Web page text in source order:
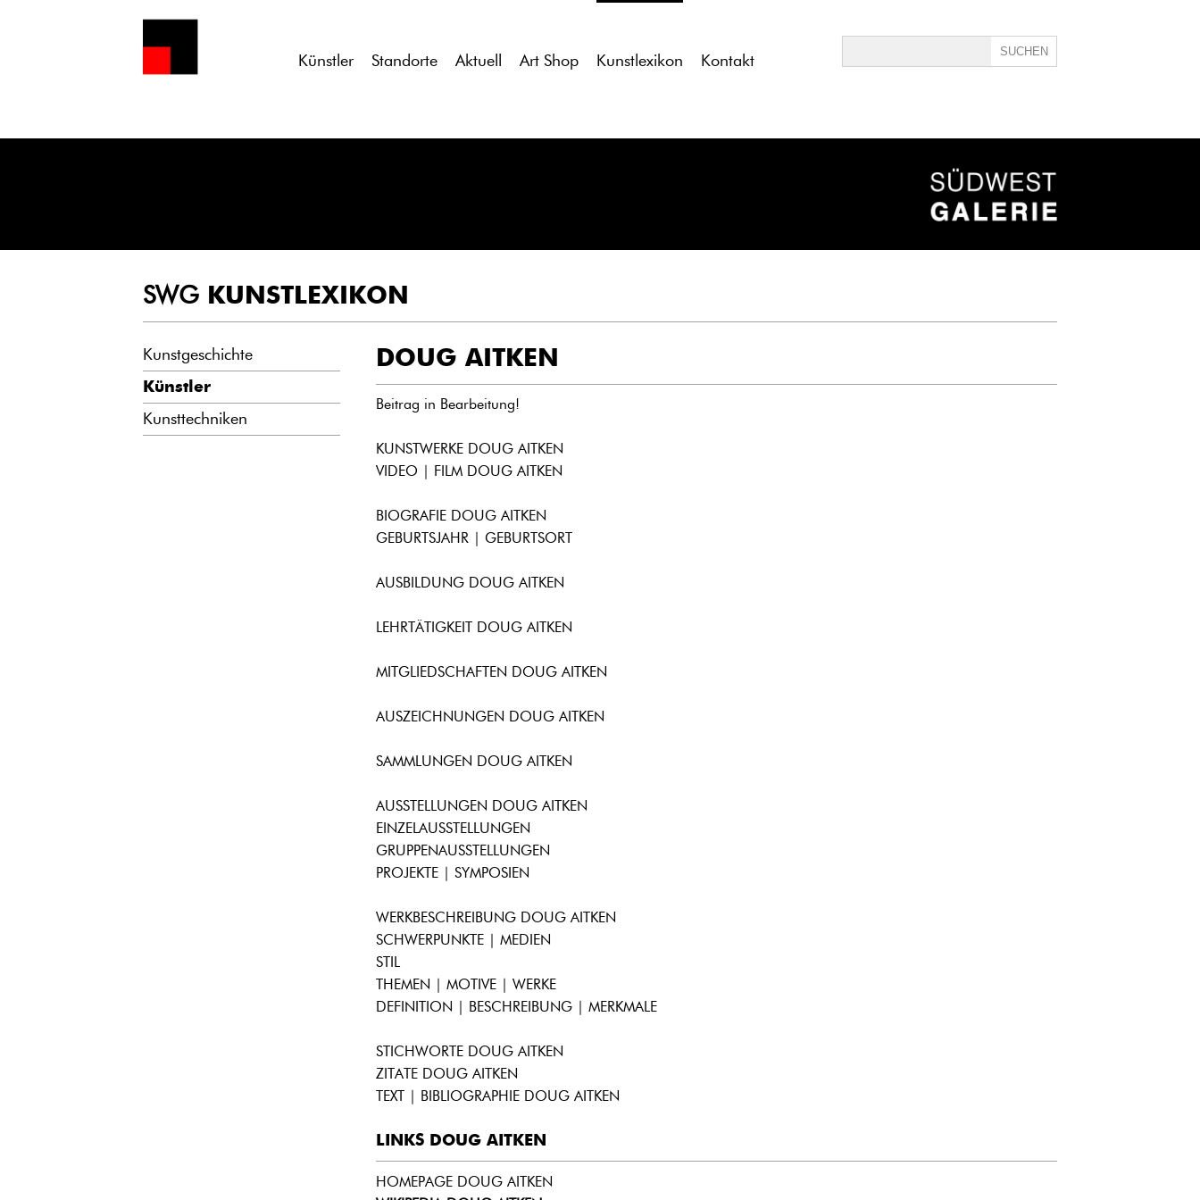
Künstler Standorte Aktuell Art Shop Kunstlexikon Kontakt
SWG KUNSTLEXIKON
Kunstgeschichte
Künstler
Kunsttechniken
DOUG AITKEN
Beitrag in Bearbeitung!
KUNSTWERKE DOUG AITKEN
VIDEO | FILM DOUG AITKEN
BIOGRAFIE DOUG AITKEN
GEBURTSJAHR | GEBURTSORT
AUSBILDUNG DOUG AITKEN
LEHRTÄTIGKEIT DOUG AITKEN
MITGLIEDSCHAFTEN DOUG AITKEN
AUSZEICHNUNGEN DOUG AITKEN
SAMMLUNGEN DOUG AITKEN
AUSSTELLUNGEN DOUG AITKEN
EINZELAUSSTELLUNGEN
GRUPPENAUSSTELLUNGEN
PROJEKTE | SYMPOSIEN
WERKBESCHREIBUNG DOUG AITKEN
SCHWERPUNKTE | MEDIEN
STIL
THEMEN | MOTIVE | WERKE
DEFINITION | BESCHREIBUNG | MERKMALE
STICHWORTE DOUG AITKEN
ZITATE DOUG AITKEN
TEXT | BIBLIOGRAPHIE DOUG AITKEN
LINKS DOUG AITKEN
HOMEPAGE DOUG AITKEN